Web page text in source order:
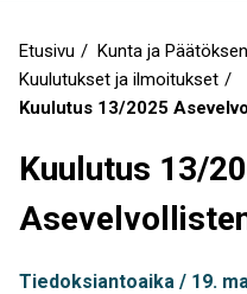
Murupolku
Etusivu
Kunta ja
Kuulutukset ja ilmoitukset
Kuulutus 13/2025
Kuulutus 13/
Tiedoksiantoaika 19.